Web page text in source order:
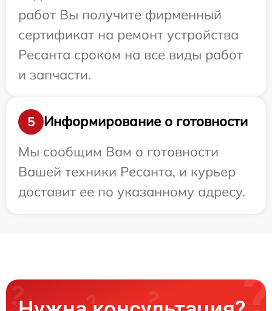
работ Вы получите фирменный
сертификат на ремонт устройства
Ресанта сроком на все виды работ
и запчасти.
5
Информирование о готовности
Мы сообщим Вам о готовности
Вашей техники Ресанта, и курьер
доставит ее по указанному адресу.